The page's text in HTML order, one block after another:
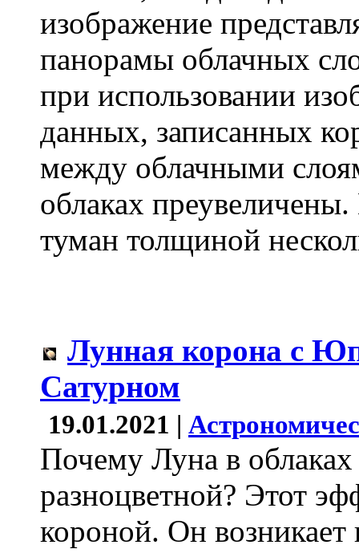
изображение
панорамы облачных
при использовании
данных, записанных
между облачными
облаках
туман толщиной
Лунная корона с
Сатурном
19.01.2021 |
Почему Луна в облаках
разноцветной? Этот
короной. Он возникает